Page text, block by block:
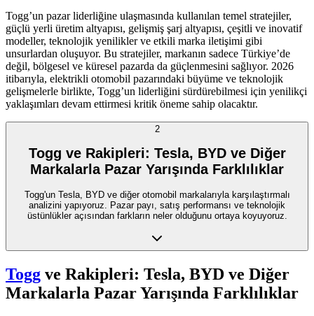
Togg’un pazar liderliğine ulaşmasında kullanılan temel stratejiler,
güçlü yerli üretim altyapısı, gelişmiş şarj altyapısı, çeşitli ve inovatif
modeller, teknolojik yenilikler ve etkili marka iletişimi gibi
unsurlardan oluşuyor. Bu stratejiler, markanın sadece Türkiye’de
değil, bölgesel ve küresel pazarda da güçlenmesini sağlıyor. 2026
itibarıyla, elektrikli otomobil pazarındaki büyüme ve teknolojik
gelişmelerle birlikte, Togg’un liderliğini sürdürebilmesi için yenilikçi
yaklaşımları devam ettirmesi kritik öneme sahip olacaktır.
2
Togg ve Rakipleri: Tesla, BYD ve Diğer
Markalarla Pazar Yarışında Farklılıklar
Togg'un Tesla, BYD ve diğer otomobil markalarıyla karşılaştırmalı
analizini yapıyoruz. Pazar payı, satış performansı ve teknolojik
üstünlükler açısından farkların neler olduğunu ortaya koyuyoruz.
Togg ve Rakipleri: Tesla, BYD ve Diğer
Markalarla Pazar Yarışında Farklılıklar